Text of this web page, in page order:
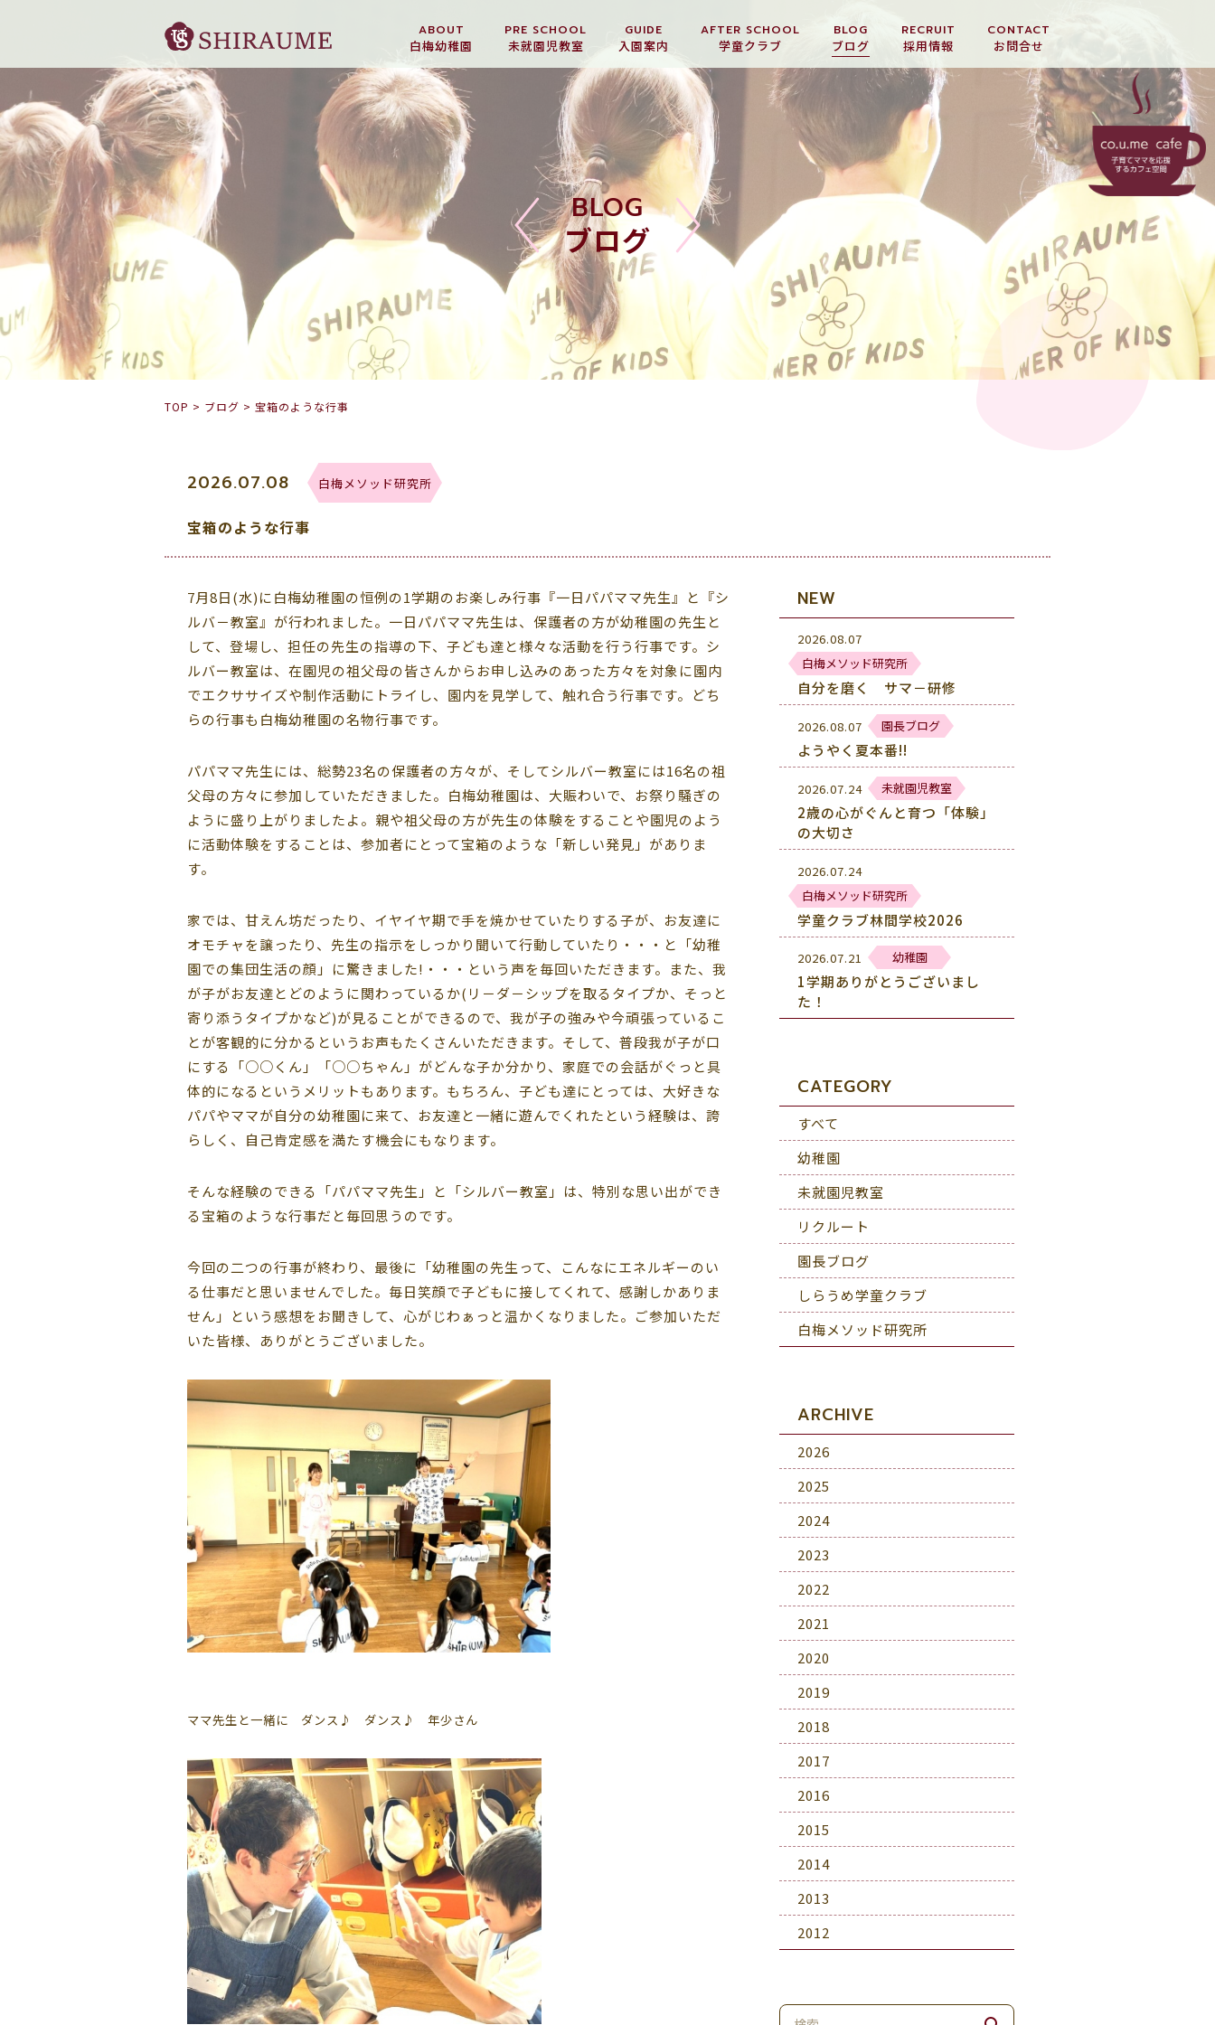
ABOUT
白梅幼稚園
PRE SCHOOL
未就園児教室
GUIDE
入園案内
AFTER SCHOOL
学童クラブ
BLOG
ブログ
RECRUIT
採用情報
CONTACT
お問合せ
BLOG
ブログ
TOP > ブログ > 宝箱のような行事
2026.07.08 白梅メソッド研究所
宝箱のような行事
7月8日(水)に白梅幼稚園の恒例の1学期のお楽しみ行事『一日パパママ先生』と『シ
ルバ－教室』が行われました。一日パパママ先生は、保護者の方が幼稚園の先生と
して、登場し、担任の先生の指導の下、子ども達と様々な活動を行う行事です。シ
ルバー教室は、在園児の祖父母の皆さんからお申し込みのあった方々を対象に園内
でエクササイズや制作活動にトライし、園内を見学して、触れ合う行事です。どち
らの行事も白梅幼稚園の名物行事です。
パパママ先生には、総勢23名の保護者の方々が、そしてシルバー教室には16名の祖
父母の方々に参加していただきました。白梅幼稚園は、大賑わいで、お祭り騒ぎの
ように盛り上がりましたよ。親や祖父母の方が先生の体験をすることや園児のよう
に活動体験をすることは、参加者にとって宝箱のような「新しい発見」がありま
す。
家では、甘えん坊だったり、イヤイヤ期で手を焼かせていたりする子が、お友達に
オモチャを譲ったり、先生の指示をしっかり聞いて行動していたり・・・と「幼稚
園での集団生活の顔」に驚きました!・・・という声を毎回いただきます。また、我
が子がお友達とどのように関わっているか(リ－ダ－シップを取るタイプか、そっと
寄り添うタイプかなど)が見ることができるので、我が子の強みや今頑張っているこ
とが客観的に分かるというお声もたくさんいただきます。そして、普段我が子が口
にする「○○くん」「○○ちゃん」がどんな子か分かり、家庭での会話がぐっと具
体的になるというメリットもあります。もちろん、子ども達にとっては、大好きな
パパやママが自分の幼稚園に来て、お友達と一緒に遊んでくれたという経験は、誇
らしく、自己肯定感を満たす機会にもなります。
そんな経験のできる「パパママ先生」と「シルバー教室」は、特別な思い出ができ
る宝箱のような行事だと毎回思うのです。
今回の二つの行事が終わり、最後に「幼稚園の先生って、こんなにエネルギーのい
る仕事だと思いませんでした。毎日笑顔で子どもに接してくれて、感謝しかありま
せん」という感想をお聞きして、心がじわぁっと温かくなりました。ご参加いただ
いた皆様、ありがとうございました。
ママ先生と一緒に ダンス♪ ダンス♪ 年少さん
NEW
2026.08.07
白梅メソッド研究所
自分を磨く サマ－研修
2026.08.07 園長ブログ
ようやく夏本番!!
2026.07.24 未就園児教室
2歳の心がぐんと育つ「体験」
の大切さ
2026.07.24
白梅メソッド研究所
学童クラブ林間学校2026
2026.07.21 幼稚園
1学期ありがとうございまし
た！
CATEGORY
すべて
幼稚園
未就園児教室
リクルート
園長ブログ
しらうめ学童クラブ
白梅メソッド研究所
ARCHIVE
2026
2025
2024
2023
2022
2021
2020
2019
2018
2017
2016
2015
2014
2013
2012